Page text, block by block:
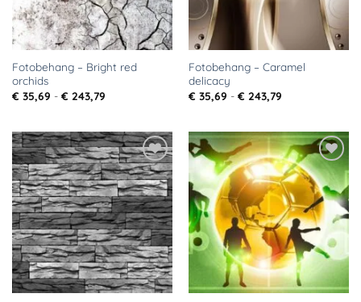
Fotobehang – Bright red
orchids
€ 35,69 - € 243,79Prijsklasse:
Fotobehang – Caramel
delicacy
€ 35,69 - € 243,79Prijsklasse:
Toevoegen
aan
verlanglijst
Toevoegen
aan
verlanglijst